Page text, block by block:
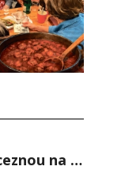
Prohlídka s princeznou na zámku Stekník